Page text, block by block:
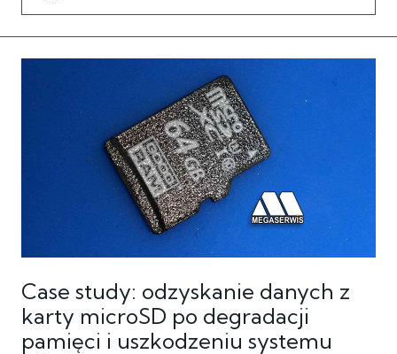
Case study: odzyskanie danych z
karty microSD po degradacji
pamięci i uszkodzeniu systemu